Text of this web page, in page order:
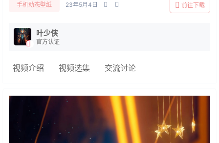
手机动态壁纸 23年5月4日 前往下载
叶少侠
官方认证
视频介绍 视频选集 交流讨论